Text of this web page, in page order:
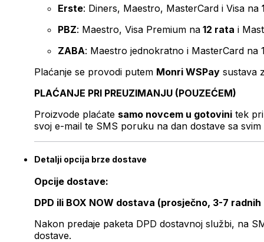
Erste: Diners, Maestro, MasterCard i Visa na
PBZ: Maestro, Visa Premium na 12 rata i
ZABA: Maestro jednokratno i MasterCard na
Plaćanje se provodi putem Monri WSPay sustava
PLAĆANJE PRI PREUZIMANJU (POUZEĆEM)
Proizvode plaćate samo novcem u gotovini tek
svoj e-mail te SMS poruku na dan dostave sa svim
Detalji opcija brze dostave
Opcije dostave:
DPD ili BOX NOW dostava (prosječno, 3-7 radnih
Nakon predaje paketa DPD dostavnoj službi, na
dostave.